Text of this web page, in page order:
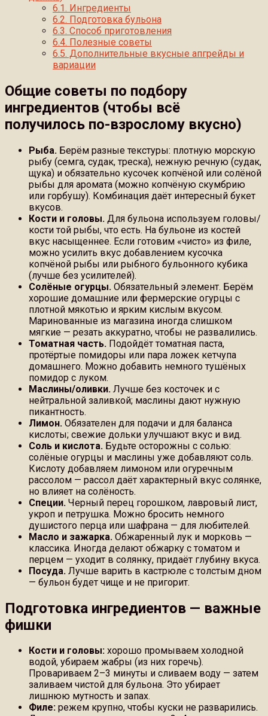
6.1. Ингредиенты
6.2. Подготовка бульона
6.3. Способ приготовления
6.4. Полезные советы
6.5. Дополнительные вкусные апгрейды и
вариации
Общие советы по подбору
ингредиентов (чтобы всё
получилось по-взрослому вкусно)
Рыба. Берём разные текстуры: плотную морскую
рыбу (семга, судак, треска), нежную речную (судак,
щука) и обязательно кусочек копчёной или солёной
рыбы для аромата (можно копчёную скумбрию
или горбушу). Комбинация даёт интересный букет
вкусов.
Кости и головы. Для бульона используем головы/
кости той рыбы, что есть. На бульоне из костей
вкус насыщеннее. Если готовим «чисто» из филе,
можно усилить вкус добавлением кусочка
копчёной рыбы или рыбного бульонного кубика
(лучше без усилителей).
Солёные огурцы. Обязательный элемент. Берём
хорошие домашние или фермерские огурцы с
плотной мякотью и ярким кислым вкусом.
Маринованные из магазина иногда слишком
мягкие — резать аккуратно, чтобы не развалились.
Томатная часть. Подойдёт томатная паста,
протёртые помидоры или пара ложек кетчупа
домашнего. Можно добавить немного тушёных
помидор с луком.
Маслины/оливки. Лучше без косточек и с
нейтральной заливкой; маслины дают нужную
пикантность.
Лимон. Обязателен для подачи и для баланса
кислоты; свежие дольки улучшают вкус и вид.
Соль и кислота. Будьте осторожны с солью:
солёные огурцы и маслины уже добавляют соль.
Кислоту добавляем лимоном или огуречным
рассолом — рассол даёт характерный вкус солянке,
но влияет на солёность.
Специи. Черный перец горошком, лавровый лист,
укроп и петрушка. Можно бросить немного
душистого перца или шафрана — для любителей.
Масло и зажарка. Обжаренный лук и морковь —
классика. Иногда делают обжарку с томатом и
перцем — уходит в солянку, придаёт глубину вкуса.
Посуда. Лучше варить в кастрюле с толстым дном
— бульон будет чище и не пригорит.
Подготовка ингредиентов — важные
фишки
Кости и головы: хорошо промываем холодной
водой, убираем жабры (из них горечь).
Провариваем 2–3 минуты и сливаем воду — затем
заливаем чистой для бульона. Это убирает
лишнюю мутность и запах.
Филе: режем крупно, чтобы куски не разварились.